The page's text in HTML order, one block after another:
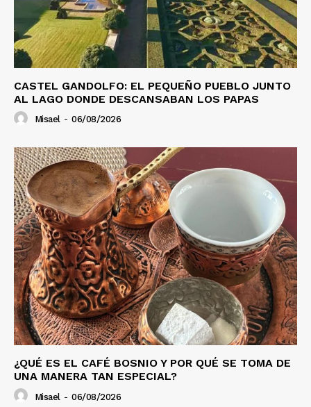
CASTEL GANDOLFO: EL PEQUEÑO PUEBLO JUNTO
AL LAGO DONDE DESCANSABAN LOS PAPAS
Misael - 06/08/2026
¿QUÉ ES EL CAFÉ BOSNIO Y POR QUÉ SE TOMA DE
UNA MANERA TAN ESPECIAL?
Misael - 06/08/2026